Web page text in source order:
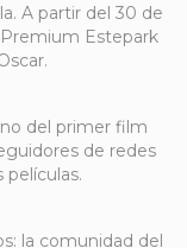
A partir del 30 de
Estepark
del primer film
de redes
películas.
la comunidad del